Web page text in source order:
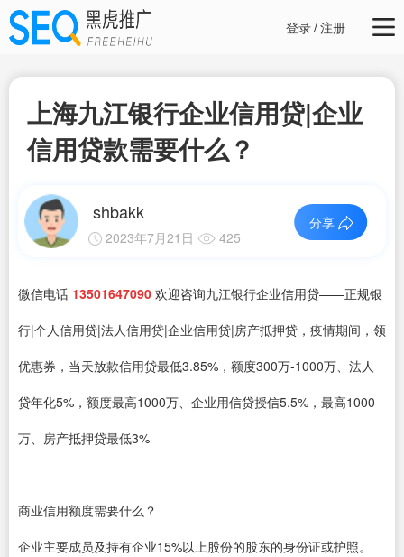
登录/注册
上海九江银行企业信用贷|企业
信用贷款需要什么？
shbakk
2023年7月21日 425
分享
微信电话 13501647090 欢迎咨询九江银行企业信用贷——正规银
行|个人信用贷|法人信用贷|企业信用贷|房产抵押贷，疫情期间，领
优惠券，当天放款信用贷最低3.85%，额度300万-1000万、法人
贷年化5%，额度最高1000万、企业用信贷授信5.5%，最高1000
万、房产抵押贷最低3%
商业信用额度需要什么？
企业主要成员及持有企业15%以上股份的股东的身份证或护照。